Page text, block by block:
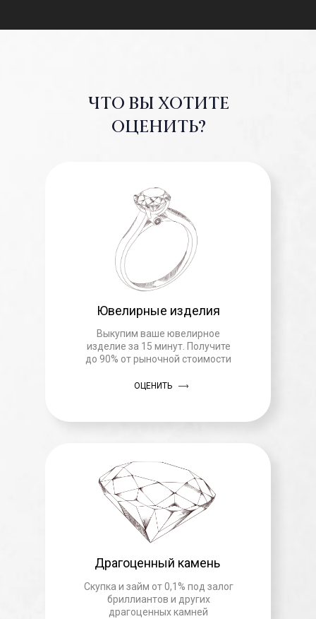
ЧТО ВЫ ХОТИТЕ
ОЦЕНИТЬ?
Ювелирные изделия
Выкупим ваше ювелирное
изделие за 15 минут. Получите
до 90% от рыночной стоимости
Драгоценный камень
Скупка и займ от 0,1% под залог
бриллиантов и других
драгоценных камней
ОЦЕНИТЬ